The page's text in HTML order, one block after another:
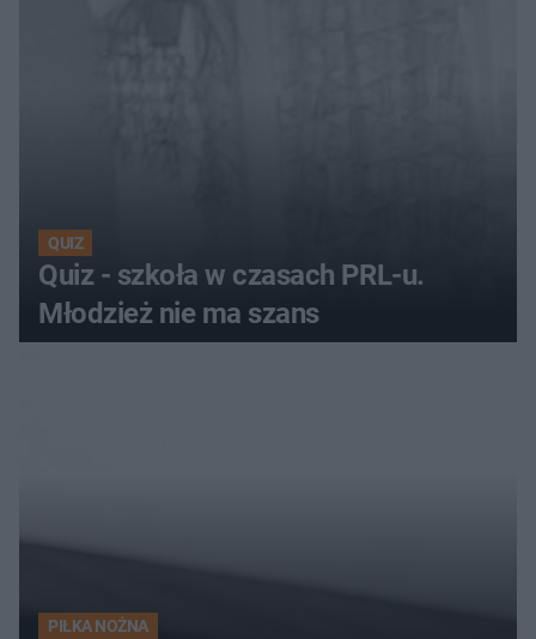
QUIZ
Quiz - szkoła w czasach PRL-u.
Młodzież nie ma szans
PIŁKA NOŻNA